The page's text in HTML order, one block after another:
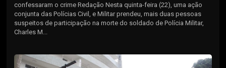
confessaram o crime Redação Nesta quinta-feira (22), uma ação
conjunta das Polícias Civil, e Militar prendeu, mais duas pessoas
suspeitos de participação na morte do soldado de Polícia Militar,
Charles M...